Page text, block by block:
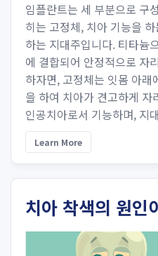
임플란트는 세 부분으로 구
히는 고정체, 치아 기능을
하는 지대주입니다. 티타늄
에 결합되어 안정적으로 자
하자면, 고정체는 잇몸 아
을 하여 치아가 견고하게
인공치아로서 기능하며, 지
Learn More
치아 착색의 원